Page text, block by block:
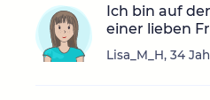
Ich bin auf
einer lieben
Lisa_M_H, 34